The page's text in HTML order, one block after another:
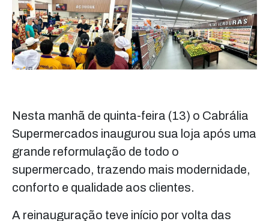
Nesta manhã de quinta-feira (13) o Cabrália
Supermercados inaugurou sua loja após uma
grande reformulação de todo o
supermercado, trazendo mais modernidade,
conforto e qualidade aos clientes.
A reinauguração teve início por volta das